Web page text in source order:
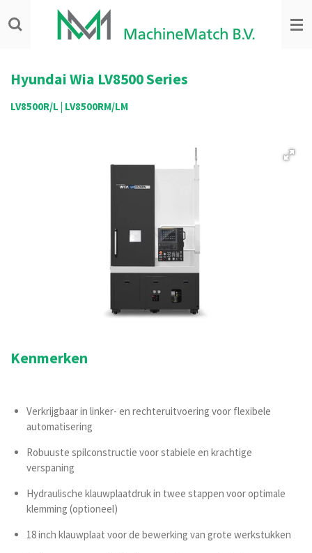
direct
hoofdinhoud
Hyundai Wia LV8500 Series
LV8500R/L | LV8500RM/LM
Kenmerken
Verkrijgbaar in linker- en rechteruitvoering voor flexibele
automatisering
Robuuste spilconstructie voor stabiele en krachtige
verspaning
Hydraulische klauwplaatdruk in twee stappen voor optimale
klemming (optioneel)
18 inch klauwplaat voor de bewerking van grote werkstukken